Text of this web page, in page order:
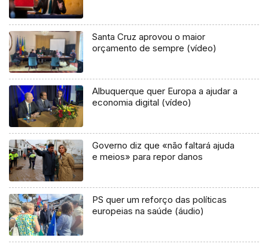
Santa Cruz aprovou o maior
orçamento de sempre (vídeo)
Albuquerque quer Europa a ajudar a
economia digital (vídeo)
Governo diz que «não faltará ajuda
e meios» para repor danos
PS quer um reforço das políticas
europeias na saúde (áudio)